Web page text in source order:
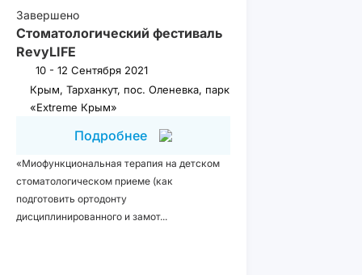
Завершено
Стоматологический фестиваль
RevyLIFE
10 - 12 Сентября 2021
Крым, Тарханкут, пос. Оленевка, парк
«Extreme Крым»
Подробнее
«Миофункциональная терапия на детском
стоматологическом приеме (как
подготовить ортодонту
дисциплинированного и замот...